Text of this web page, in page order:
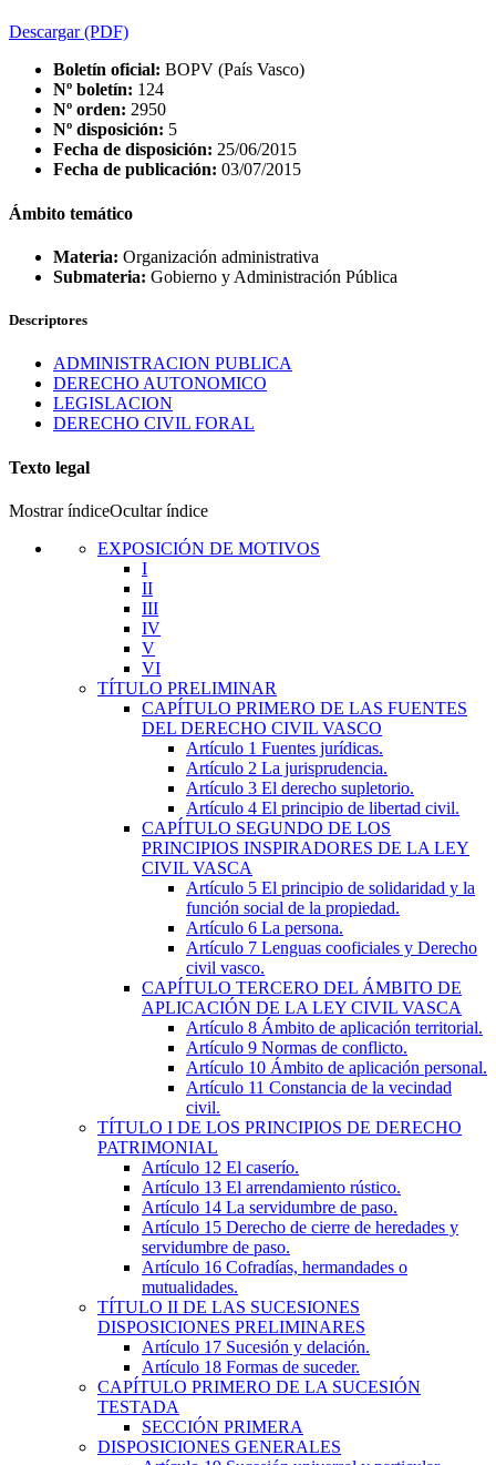
Descargar(PDF)
Boletín oficial: BOPV (País Vasco)
Nº boletín: 124
Nº orden: 2950
Nº disposición: 5
Fecha de disposición: 25/06/2015
Fecha de publicación: 03/07/2015
Ámbito temático
Materia: Organización administrativa
Submateria: Gobierno y Administración Pública
Descriptores
ADMINISTRACION PUBLICA
DERECHO AUTONOMICO
LEGISLACION
DERECHO CIVIL FORAL
Texto legal
Mostrar índiceOcultar índice
EXPOSICIÓN DE MOTIVOS
I
II
III
IV
V
VI
TÍTULO PRELIMINAR
CAPÍTULO PRIMERO DE LAS FUENTES
DEL DERECHO CIVIL VASCO
Artículo 1 Fuentes jurídicas.
Artículo 2 La jurisprudencia.
Artículo 3 El derecho supletorio.
Artículo 4 El principio de libertad civil.
CAPÍTULO SEGUNDO DE LOS
PRINCIPIOS INSPIRADORES DE LA LEY
CIVIL VASCA
Artículo 5 El principio de solidaridad y la
función social de la propiedad.
Artículo 6 La persona.
Artículo 7 Lenguas cooficiales y Derecho
civil vasco.
CAPÍTULO TERCERO DEL ÁMBITO DE
APLICACIÓN DE LA LEY CIVIL VASCA
Artículo 8 Ámbito de aplicación territorial.
Artículo 9 Normas de conflicto.
Artículo 10 Ámbito de aplicación personal.
Artículo 11 Constancia de la vecindad
civil.
TÍTULO I DE LOS PRINCIPIOS DE DERECHO
PATRIMONIAL
Artículo 12 El caserío.
Artículo 13 El arrendamiento rústico.
Artículo 14 La servidumbre de paso.
Artículo 15 Derecho de cierre de heredades y
servidumbre de paso.
Artículo 16 Cofradías, hermandades o
mutualidades.
TÍTULO II DE LAS SUCESIONES
DISPOSICIONES PRELIMINARES
Artículo 17 Sucesión y delación.
Artículo 18 Formas de suceder.
CAPÍTULO PRIMERO DE LA SUCESIÓN
TESTADA
SECCIÓN PRIMERA
DISPOSICIONES GENERALES